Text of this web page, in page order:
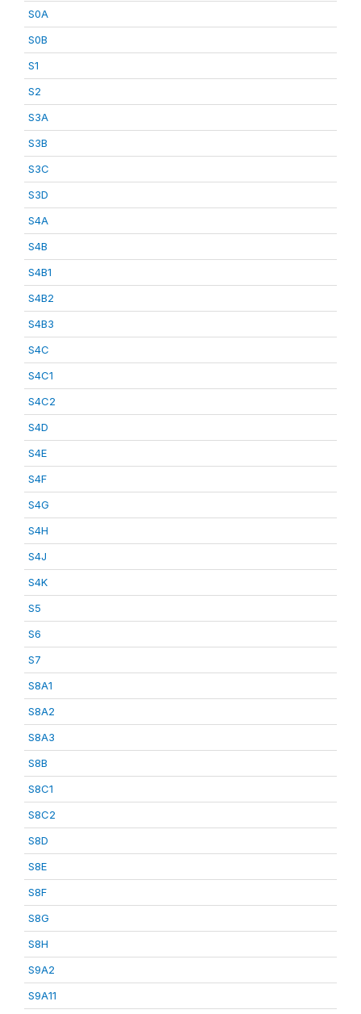
S0A
S0B
S1
S2
S3A
S3B
S3C
S3D
S4A
S4B
S4B1
S4B2
S4B3
S4C
S4C1
S4C2
S4D
S4E
S4F
S4G
S4H
S4J
S4K
S5
S6
S7
S8A1
S8A2
S8A3
S8B
S8C1
S8C2
S8D
S8E
S8F
S8G
S8H
S9A2
S9A11